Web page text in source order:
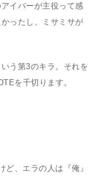
イバーが主役って感
ったし、ミサミサが
う第3のキラ。それを
を千切ります。
ど、エラの人は『俺』